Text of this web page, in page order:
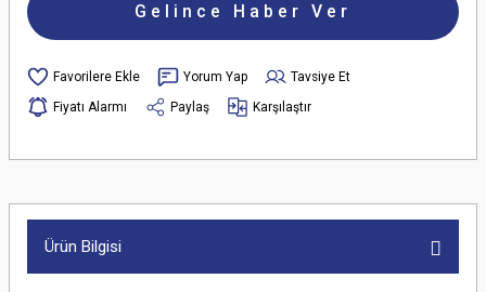
Gelince Haber Ver
Yorum Yap
Tavsiye Et
Fiyatı Alarmı
Paylaş Karşılaştır
Ürün Bilgisi